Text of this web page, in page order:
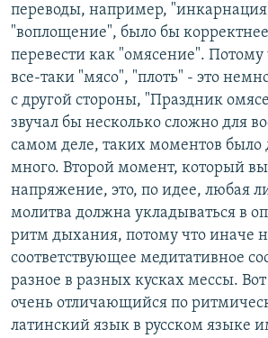
переводы, например,
"воплощение", было бы
перевести как "омясение". Потому
все-таки "мясо", "плоть" - это
с другой стороны, "Праздник
звучал бы несколько сложно для
самом деле, таких моментов было
много. Второй момент, который
напряжение, это, по идее, любая
молитва должна укладываться в
ритм дыхания, потому что иначе
соответствующее медитативное
разное в разных кусках мессы.
очень отличающийся по
латинский язык в русском языке